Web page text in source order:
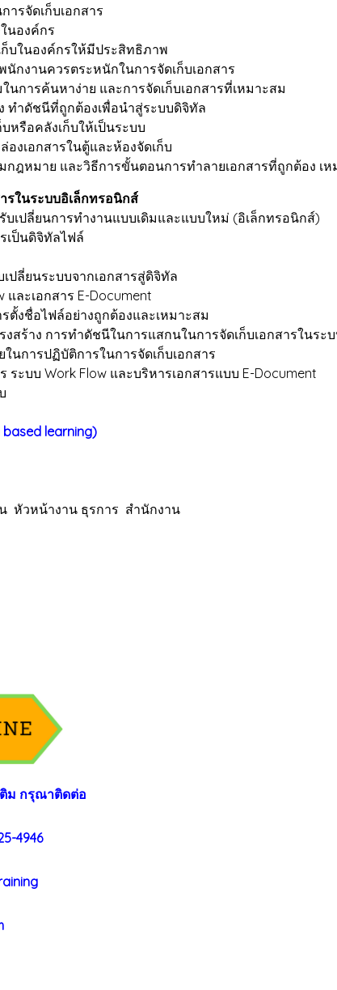
รจัดเก็บเอกสาร
นองค์กร
ก็บในองค์กรให้มีประสิทธิภาพ
นักงานควรตระหนักในการจัดเก็บเอกสาร
การค้นหาง่าย และการจัดเก็บเอกสารที่เหมาะสม
ทำดัชนีที่ถูกต้องเพื่อนำสู่ระบบดิจิทัล
บหรือคลังเก็บให้เป็นระบบ
งเอกสารในตู้และห้องจัดเก็บ
กฎหมาย และวิธีการขั้นตอนการทำลายเอกสารที่ถูกต้อง เห
รในระบบอิเล็กทรอนิกส์
เปลี่ยนการทำงานแบบเดิมและแบบใหม่ (อิเล็กทรอนิกส์)
เป็นดิจิทัลไฟล์
ปลี่ยนระบบจากเอกสารสู่ดิจิทัล
และเอกสาร E-Document
ตั้งชื่อไฟล์อย่างถูกต้องและเหมาะสม
สร้าง การทำดัชนีในการแสกนในการจัดเก็บเอกสารในระ
นการปฏิบัติการในการจัดเก็บเอกสาร
ระบบ Work Flow และบริหารเอกสารแบบ E-Document
learning)
กตัวอย่าง
น หัวหน้างาน ธุรการ สำนักงาน
ติม กรุณาติดต่อ
4946